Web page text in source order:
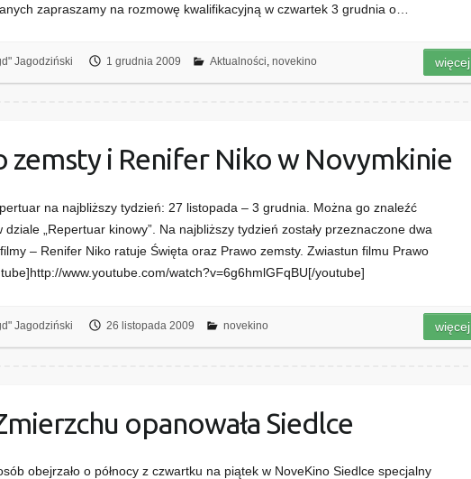
zapraszamy na rozmowę kwalifikacyjną w czwartek 3 grudnia o…
Jagodziński 1 grudnia 2009 Aktualności, novekino więcej
zemsty i Renifer Niko w Novymkinie
na najbliższy tydzień: 27 listopada – 3 grudnia. Można go znaleźć
dziale „Repertuar kinowy”. Na najbliższy tydzień zostały przeznaczone dwa
– Renifer Niko ratuje Święta oraz Prawo zemsty. Zwiastun filmu Prawo
www.youtube.com/watch?v=6g6hmlGFqBU[/youtube]
Jagodziński 26 listopada 2009 novekino więcej
opanowała Siedlce
obejrzało o północy z czwartku na piątek w NoveKino Siedlce specjalny